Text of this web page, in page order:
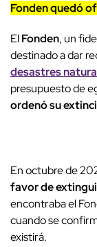
Fonden quedó
ElFonden, un
destinado a dar
desastres
presupuesto de
ordenó su
En octubre de
favor de
encontraba el
cuando se
existirá.